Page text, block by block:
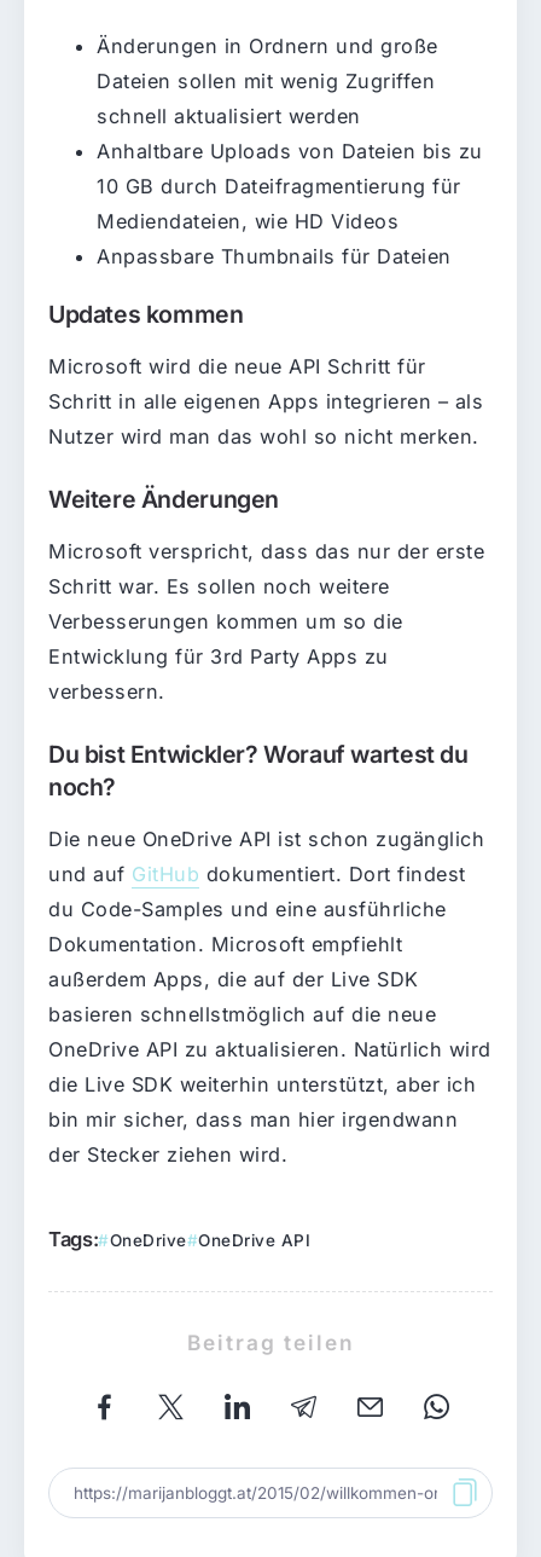
Änderungen in Ordnern und große
Dateien sollen mit wenig Zugriffen
schnell aktualisiert werden
Anhaltbare Uploads von Dateien bis zu
10 GB durch Dateifragmentierung für
Mediendateien, wie HD Videos
Anpassbare Thumbnails für Dateien
Updates kommen
Microsoft wird die neue API Schritt für
Schritt in alle eigenen Apps integrieren – als
Nutzer wird man das wohl so nicht merken.
Weitere Änderungen
Microsoft verspricht, dass das nur der erste
Schritt war. Es sollen noch weitere
Verbesserungen kommen um so die
Entwicklung für 3rd Party Apps zu
verbessern.
Du bist Entwickler? Worauf wartest du
noch?
Die neue OneDrive API ist schon zugänglich
und auf GitHub dokumentiert. Dort findest
du Code-Samples und eine ausführliche
Dokumentation. Microsoft empfiehlt
außerdem Apps, die auf der Live SDK
basieren schnellstmöglich auf die neue
OneDrive API zu aktualisieren. Natürlich wird
die Live SDK weiterhin unterstützt, aber ich
bin mir sicher, dass man hier irgendwann
der Stecker ziehen wird.
Tags: OneDrive OneDrive API
Beitrag teilen